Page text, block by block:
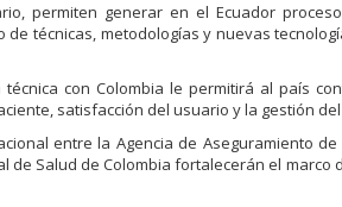
permiten generar en el Ecuador
técnicas, metodologías y nuevas
técnica con Colombia le permitirá al país
satisfacción del usuario y la gestión
entre la Agencia de Aseguramiento
de Salud de Colombia fortalecerán el marco